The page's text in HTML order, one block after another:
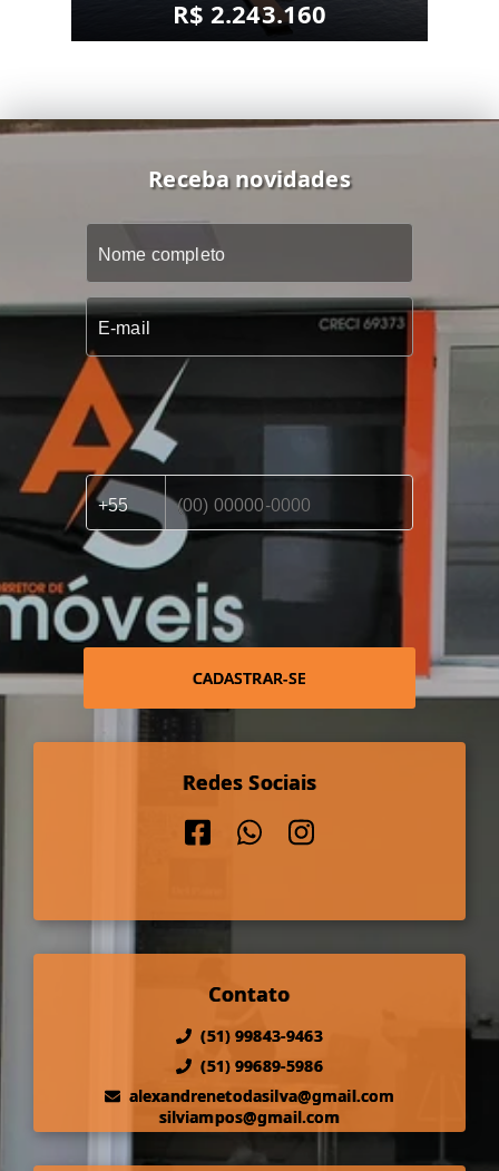
R$ 2.243.160
Receba novidades
CADASTRAR-SE
Redes Sociais
Contato
(51) 99843-9463
(51) 99689-5986
alexandrenetodasilva@gmail.com
silviampos@gmail.com